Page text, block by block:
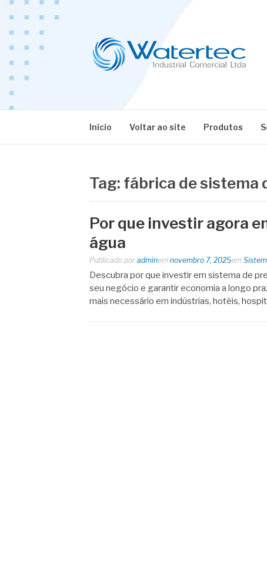
Pular
para
conteúdo
Início Voltar ao site Produtos
Tag: fábrica de sistema
Por que investir agora
água
Publicado por adminem novembro 7, 2025em
Descubra por que investir em sistema de
seu negócio e garantir economia a longo
mais necessário em indústrias, hotéis,